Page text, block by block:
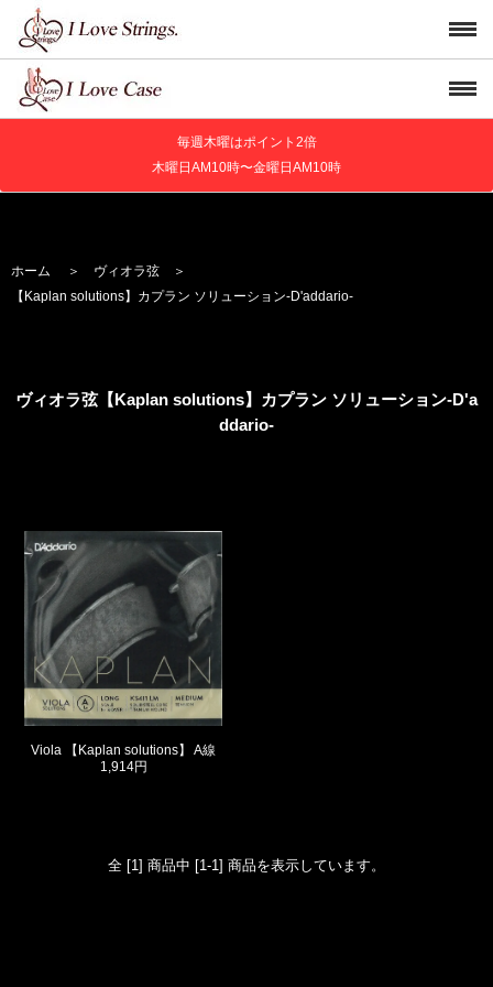
毎週木曜はポイント2倍
木曜日AM10時〜金曜日AM10時
ホーム ＞ ヴィオラ弦 ＞
【Kaplan solutions】 カプラン ソリューション-D'addario-
ヴィオラ弦【Kaplan solutions】 カプラン ソリューション-D'a
ddario-
Viola 【Kaplan solutions】 A線
1,914円
全 [1] 商品中 [1-1] 商品を表示しています。